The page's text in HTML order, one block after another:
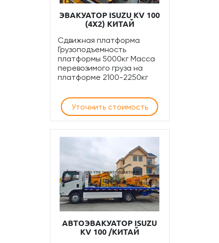
ЭВАКУАТОР ISUZU KV 100
(4Х2) КИТАЙ
Сдвижная платформа
Грузоподъемность
платформы 5000кг Масса
перевозимого груза на
платформе 2100-2250кг
Уточнить стоимость
АВТОЭВАКУАТОР ISUZU
KV 100 /КИТАЙ